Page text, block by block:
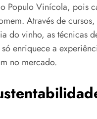
Populo Vinícola, pois
Através de
do vinho, as técnicas
enriquece a
no mercado.